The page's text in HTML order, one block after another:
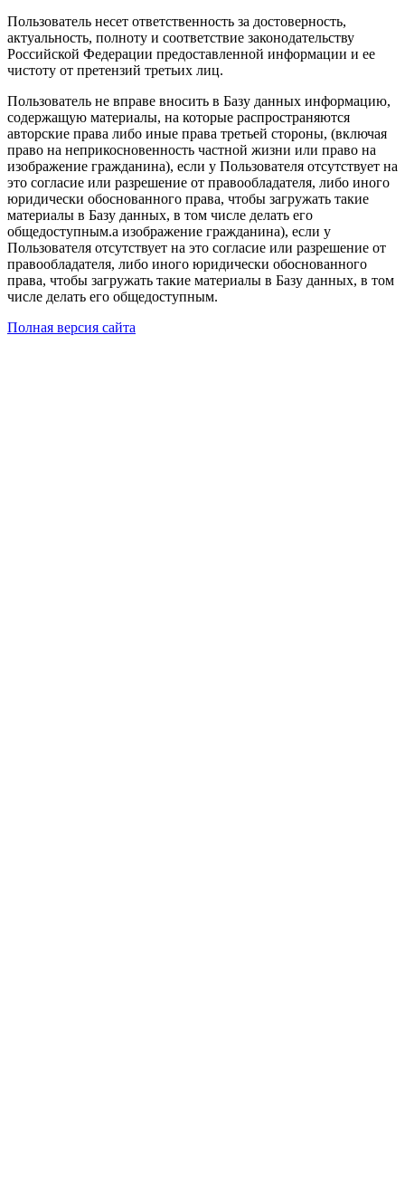
Пользователь несет ответственность за достоверность,
актуальность, полноту и соответствие законодательству
Российской Федерации предоставленной информации и ее
чистоту от претензий третьих лиц.
Пользователь не вправе вносить в Базу данных информацию,
содержащую материалы, на которые распространяются
авторские права либо иные права третьей стороны, (включая
право на неприкосновенность частной жизни или право на
изображение гражданина), если у Пользователя отсутствует на
это согласие или разрешение от правообладателя, либо иного
юридически обоснованного права, чтобы загружать такие
материалы в Базу данных, в том числе делать его
общедоступным.а изображение гражданина), если у
Пользователя отсутствует на это согласие или разрешение от
правообладателя, либо иного юридически обоснованного
права, чтобы загружать такие материалы в Базу данных, в том
числе делать его общедоступным.
Полная версия сайта